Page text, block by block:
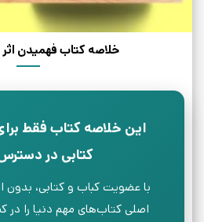
خلاصه کتاب فهمیدن
این خلاصه کتاب فقط
کتابی در
با عضویت کباب و کتابی، بدون